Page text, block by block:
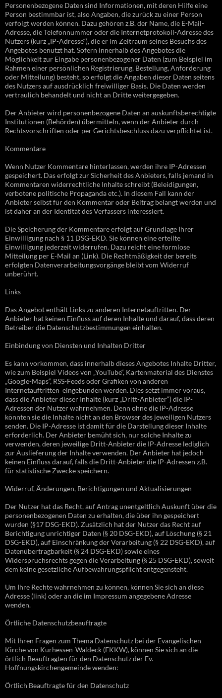
Personenbezogene Daten sind Informationen, mit deren Hilfe eine
Person bestimmbar ist, also Angaben, die zurück zu einer Person
verfolgt werden können. Dazu gehören z.B. der Name, die E-Mail-
Adresse, die Telefonnummer oder die Internetprotokoll-Adresse des
Nutzers (kurz „IP-Adresse“), die er im Zeitraum seines Besuchs des
Angebotes benutzt hat. Sofern innerhalb des Angebotes die
Möglichkeit zur Eingabe personenbezogener Daten (zum Beispiel im
Rahmen einer persönlichen Registrierung, Bestellung, Anforderung
oder Mitteilung) besteht, so erfolgt die Angaben dieser Daten seitens
des Nutzers auf ausdrücklich freiwilliger Basis. Die Daten werden
vertraulich behandelt und nicht an Dritte weitergegeben.
Der Anbieter wird personenbezogene Daten an auskunftsberechtigte
Institutionen (Behörden) übermitteln, wenn der Anbieter durch
Rechtsvorschriften oder per Gerichtsbeschluss dazu verpflichtet ist.
Kommentare
Wenn Nutzer Kommentare hinterlassen, werden ihre IP-Adressen
gespeichert. Das erfolgt zur Sicherheit des Anbieters, falls jemand in
Kommentaren widerrechtliche Inhalte schreibt (Beleidigungen,
verbotene politische Propaganda etc.). In diesem Fall kann der
Anbieter selbst für den Kommentar oder Beitrag belangt werden und
ist daher an der Identität des Verfassers interessiert.
Die Speicherung der Kommentare erfolgt auf Grundlage Ihrer
Einwilligung nach § 11 DSG-EKD. Sie können eine erteilte
Einwilligung jederzeit widerrufen. Dazu reicht eine formlose
Mitteilung per E-Mail an (Link). Die Rechtmäßigkeit der bereits
erfolgten Datenverarbeitungsvorgänge bleibt vom Widerruf
unberührt.
Links
Das Angebot enthält Links zu anderen Internetauftritten. Der
Anbieter hat keinen Einfluss auf deren Inhalte und darauf, dass deren
Betreiber die Datenschutzbestimmungen einhalten.
Einbindung von Diensten und Inhalten Dritter
Es kann vorkommen, dass innerhalb dieses Angebotes Inhalte Dritter,
wie zum Beispiel Videos von „YouTube“, Kartenmaterial des Dienstes
„Google-Maps“, RSS-Feeds oder Grafiken von anderen
Internetauftritten eingebunden werden. Dies setzt immer voraus,
dass die Anbieter dieser Inhalte (kurz „Dritt-Anbieter“) die IP-
Adressen der Nutzer wahrnehmen. Denn ohne die IP-Adresse
könnten sie die Inhalte nicht an den Browser des jeweiligen Nutzers
senden. Die IP-Adresse ist damit für die Darstellung dieser Inhalte
erforderlich. Der Anbieter bemüht sich, nur solche Inhalte zu
verwenden, deren jeweilige Dritt-Anbieter die IP-Adresse lediglich
zur Auslieferung der Inhalte verwenden. Der Anbieter hat jedoch
keinen Einfluss darauf, falls die Dritt-Anbieter die IP-Adressen z.B.
für statistische Zwecke speichern.
Widerruf, Änderungen, Berichtigungen und Aktualisierungen
Der Nutzer hat das Recht, auf Antrag unentgeltlich Auskunft über die
personenbezogenen Daten zu erhalten, die über ihn gespeichert
wurden (§17 DSG-EKD). Zusätzlich hat der Nutzer das Recht auf
Berichtigung unrichtiger Daten (§ 20 DSG-EKD), auf Löschung (§ 21
DSG-EKD), auf Einschränkung der Verarbeitung (§ 22 DSG-EKD), auf
Datenübertragbarkeit (§ 24 DSG-EKD) sowie eines
Widerspruchsrechts gegen die Verarbeitung (§ 25 DSG-EKD), soweit
dem keine gesetzliche Aufbewahrungspflicht entgegensteht.
Um Ihre Rechte wahrnehmen zu können, können Sie sich an diese
Adresse (link) oder an die im Impressum angegebene Adresse
wenden.
Örtliche Datenschutzbeauftragte
Mit Ihren Fragen zum Thema Datenschutz bei der Evangelischen
Kirche von Kurhessen-Waldeck (EKKW), können Sie sich an die
örtlich Beauftragten für den Datenschutz der Ev.
Hoffnungskirchengemeinde wenden:
Örtlich Beauftragte für den Datenschutz